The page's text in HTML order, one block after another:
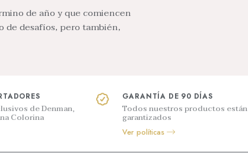
de año y que comiencen
de desafíos, pero también,
de Denman,
Colorina
GARANTÍA DE 90 DÍAS
Todos nuestros productos están
garantizados
Ver políticas